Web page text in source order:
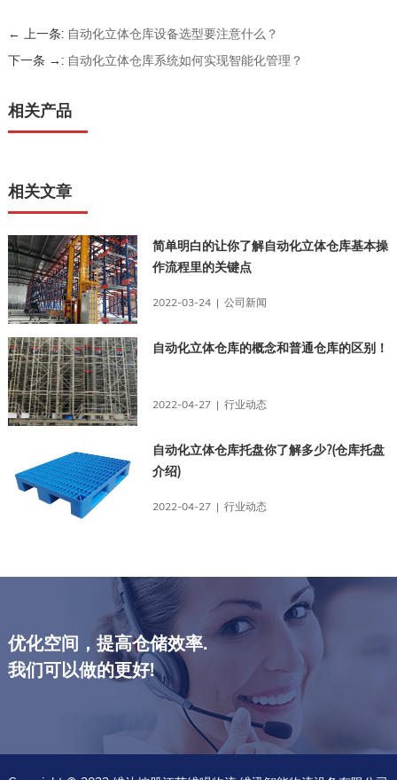
← 上一条: 自动化立体仓库设备选型要注意什么？
下一条 →: 自动化立体仓库系统如何实现智能化管理？
相关产品
相关文章
简单明白的让你了解自动化立体仓库基本操
作流程里的关键点
2022-03-24 | 公司新闻
自动化立体仓库的概念和普通仓库的区别！
2022-04-27 | 行业动态
自动化立体仓库托盘你了解多少?(仓库托盘
介绍)
2022-04-27 | 行业动态
优化空间，提高仓储效率.
我们可以做的更好!